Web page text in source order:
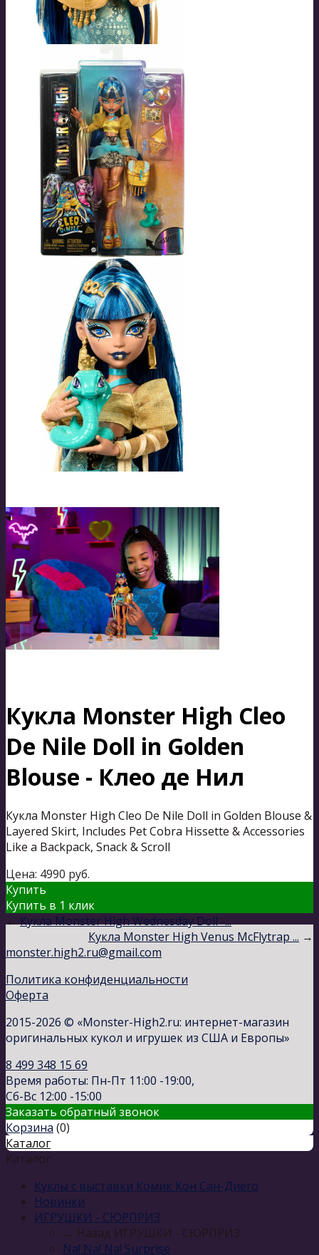
Кукла Monster High Cleo
De Nile Doll in Golden
Blouse - Клео де Нил
Кукла Monster High Cleo De Nile Doll in Golden Blouse &
Layered Skirt, Includes Pet Cobra Hissette & Accessories
Like a Backpack, Snack & Scroll
Цена: 4990 руб.
Купить
Купить в 1 клик
←Кукла Monster High Wednesday Doll -...
Кукла Monster High Venus McFlytrap ... →
monster.high2.ru@gmail.com
Политика конфиденциальности
Оферта
2015-2026 © «Monster-High2.ru: интернет-магазин
оригинальных кукол и игрушек из США и Европы»
8 499 348 15 69
Время работы: Пн-Пт 11:00 -19:00,
Сб-Вс 12:00 -15:00
Заказать обратный звонок
Корзина (0)
Каталог
Каталог
Куклы с выставки Комик Кон Сан-Диего
Новинки
ИГРУШКИ - СЮРПРИЗ
← Назад ИГРУШКИ - СЮРПРИЗ
Na! Na! Na! Surprise